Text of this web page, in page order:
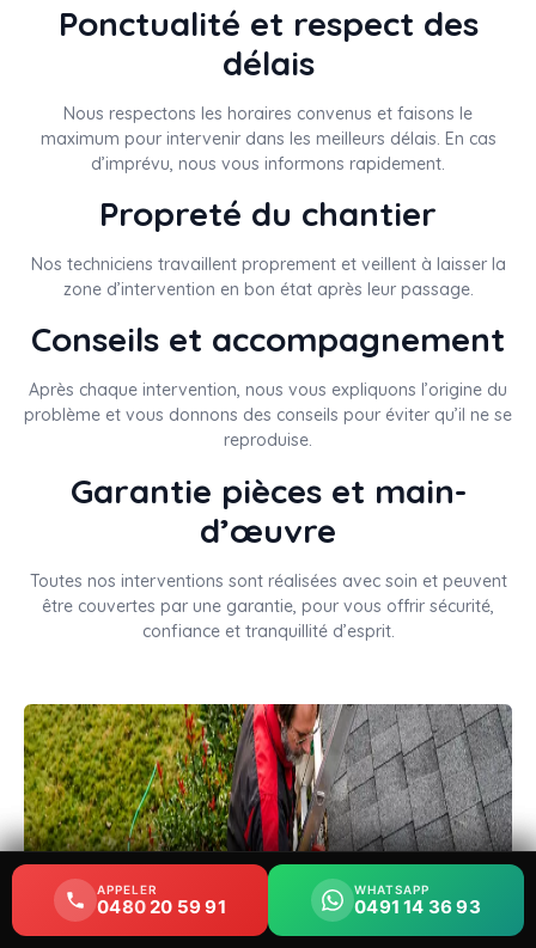
Ponctualité et respect des
délais
Nous respectons les horaires convenus et faisons le
maximum pour intervenir dans les meilleurs délais. En cas
d’imprévu, nous vous informons rapidement.
Propreté du chantier
Nos techniciens travaillent proprement et veillent à laisser la
zone d’intervention en bon état après leur passage.
Conseils et accompagnement
Après chaque intervention, nous vous expliquons l’origine du
problème et vous donnons des conseils pour éviter qu’il ne se
reproduise.
Garantie pièces et main-
d’œuvre
Toutes nos interventions sont réalisées avec soin et peuvent
être couvertes par une garantie, pour vous offrir sécurité,
confiance et tranquillité d’esprit.
APPELER
0480 20 59 91
WHATSAPP
0491 14 36 93
APPELER
0480 20 59 91
WHATSAPP
0491 14 36 93